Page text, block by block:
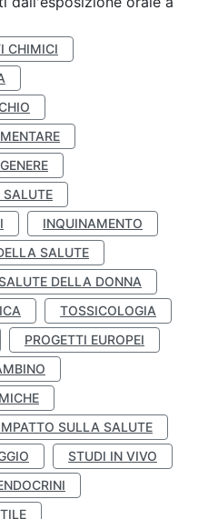
CHIMICI
INQUINAMENTO
SALUTE
DELLA DONNA
TOSSICOLOGIA
PROGETTI EUROPEI
SULLA SALUTE
STUDI IN VIVO